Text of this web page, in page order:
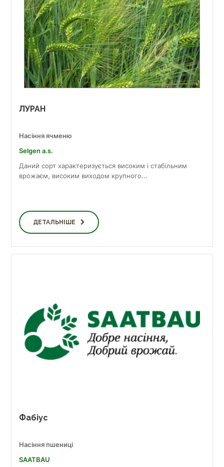
ЛУРАН
Насіння ячменю
Selgen a.s.
Даний сорт характеризується високим і стабільним
врожаєм, високим виходом крупного...
ДЕТАЛЬНІШЕ
Фабіус
Насіння пшениці
SAATBAU